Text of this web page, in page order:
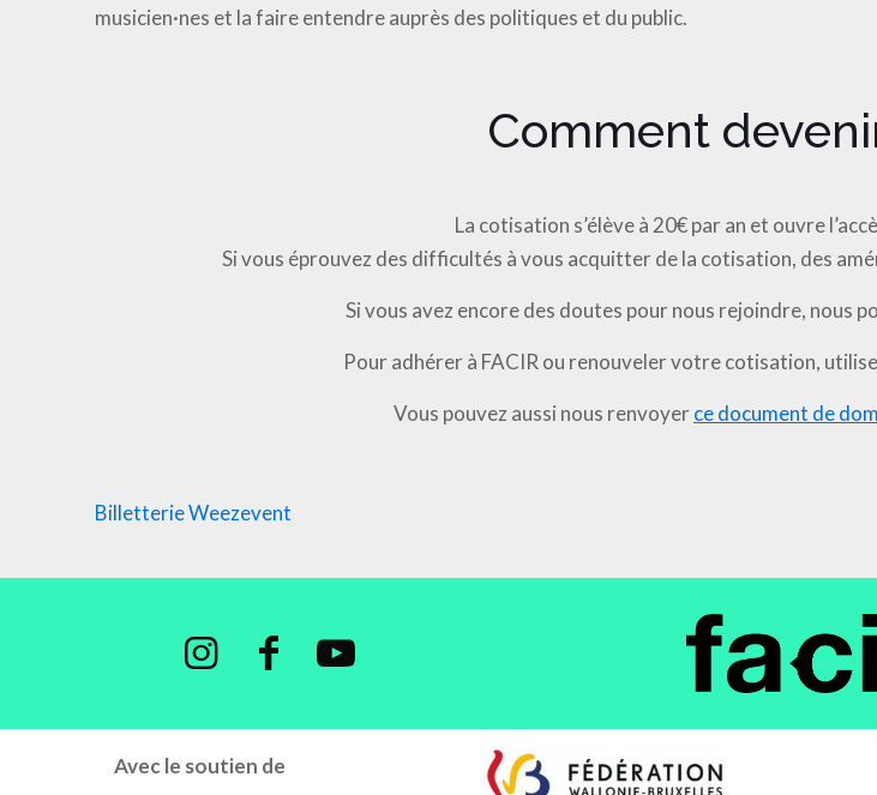
musicien·nes et la faire entendre auprès des politiques et du public.
Comment
La cotisation s’élève à 20€ par an et ouvre
Si vous éprouvez des difficultés à vous acquitter de la cotisation, des
Si vous avez encore des doutes pour nous rejoindre, nous
Pour adhérer à FACIR ou renouveler votre cotisation,
Vous pouvez aussi nous renvoyerce document de
Billetterie Weezevent
Avec le soutien de